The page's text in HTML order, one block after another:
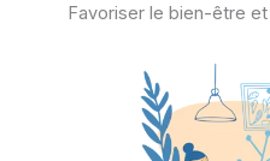
Favoriser le bien-être